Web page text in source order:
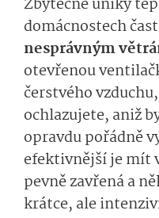
Zbytečné úniky
domácnostech
nesprávným
otevřenou
čerstvého
ochlazujete, aniž
opravdu pořádně
efektivnější je mít
pevně zavřená a
krátce, ale